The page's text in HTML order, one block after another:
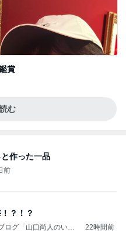
賞
む
作った一品
前
？！？
ログ「山口尚人のいき
22時間前